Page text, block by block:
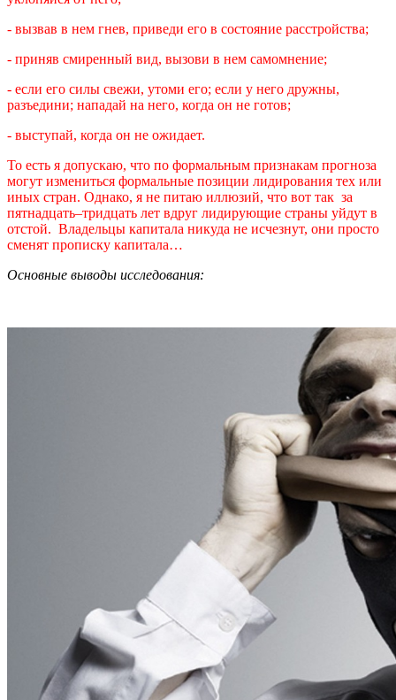
- вызвав в нем гнев, приведи его в состояние расстройства;
- приняв смиренный вид, вызови в нем самомнение;
- если его силы свежи, утоми его; если у него дружны,
разъедини; нападай на него, когда он не готов;
- выступай, когда он не ожидает.
То есть я допускаю, что по формальным признакам прогноза
могут измениться формальные позиции лидирования тех или
иных стран. Однако, я не питаю иллюзий, что вот так за
пятнадцать–тридцать лет вдруг лидирующие страны уйдут в
отстой. Владельцы капитала никуда не исчезнут, они просто
сменят прописку капитала…
Основные выводы исследования: